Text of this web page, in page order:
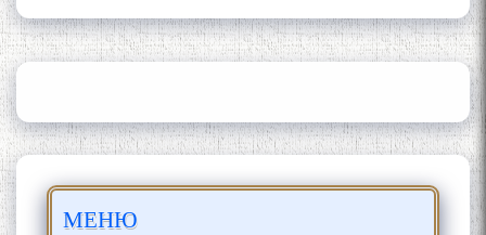
МЕНЮ
АЗ ҶОНИБИ ОЛИМОНИ
АКАДЕМИЯИ МИЛЛИИ
БО 4 000 000 СОМОНӢ
ПАЙКАРА ВА ОСОРХОНАИ